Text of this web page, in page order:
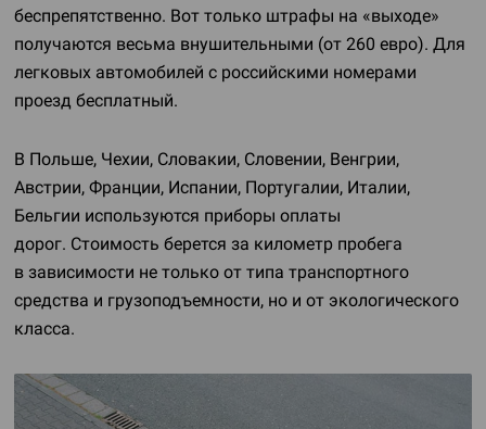
беспрепятственно. Вот только штрафы на «выходе»
получаются весьма внушительными (от 260 евро). Для
легковых автомобилей с российскими номерами
проезд бесплатный.
В Польше, Чехии, Словакии, Словении, Венгрии,
Австрии, Франции, Испании, Португалии, Италии,
Бельгии используются приборы оплаты
дорог. Стоимость берется за километр пробега
в зависимости не только от типа транспортного
средства и грузоподъемности, но и от экологического
класса.